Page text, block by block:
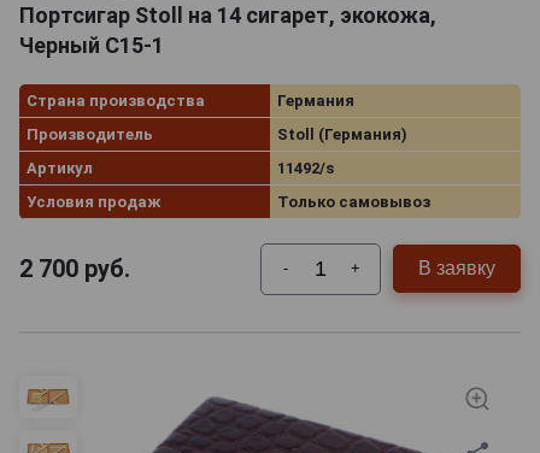
Портсигар Stoll на 14 сигарет, экокожа,
Черный C15-1
Страна производства
Германия
Производитель
Stoll (Германия)
Артикул
11492/s
Условия продаж
Только самовывоз
2 700 руб. - + В заявку